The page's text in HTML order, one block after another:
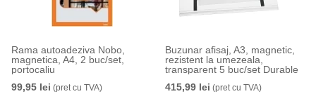
Rama autoadeziva Nobo,
magnetica, A4, 2 buc/set,
portocaliu
99,95 lei (pret cu TVA)
Buzunar afisaj, A3, magnetic,
rezistent la umezeala,
transparent 5 buc/set Durable
415,99 lei (pret cu TVA)